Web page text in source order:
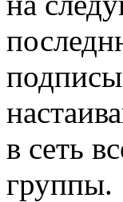
в сеть
группы.